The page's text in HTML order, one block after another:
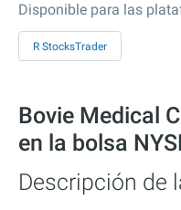
Disponible para las
R StocksTrader
Bovie Medical
en la bolsa
Descripción de